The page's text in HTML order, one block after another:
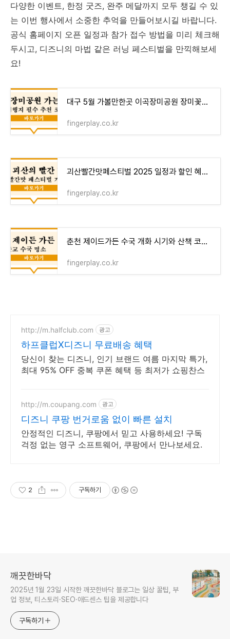
다양한 이벤트, 한정 굿즈, 완주 메달까지 모두 챙길 수 있
는 이번 행사에서 소중한 추억을 만들어보시길 바랍니다.
공식 홈페이지 오픈 일정과 참가 접수 방법을 미리 체크해
두시고, 디즈니의 마법 같은 러닝 페스티벌을 만끽해보세
요!
대구 5월 가볼만한곳 이곡장미공원 장미꽃축제 정보
fingerplay.co.kr
괴산빨간맛페스티벌 2025 일정과 할인 혜택 총정리
fingerplay.co.kr
춘천 제이드가든 수국 개화 시기와 산책 코스 안내
fingerplay.co.kr
http://m.halfclub.com 광고
하프클럽X디즈니 무료배송 혜택
당신이 찾는 디즈니, 인기 브랜드 여름 마지막 특가,
최대 95% OFF 중복 쿠폰 혜택 등 최저가 쇼핑찬스
http://m.coupang.com 광고
디즈니 쿠팡 번거로움 없이 빠른 설치
안정적인 디즈니, 쿠팡에서 믿고 사용하세요! 구독
걱정 없는 영구 소프트웨어, 쿠팡에서 만나보세요.
2 구독하기
깨끗한바닥
2025년 1월 23일 시작한 깨끗한바닥 블로그는 일상 꿀팁, 부
업 정보, 티스토리·SEO·애드센스 팁을 제공합니다
구독하기